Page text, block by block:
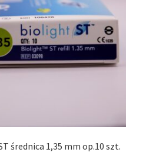
średnica 1,35 mm op.10 szt.